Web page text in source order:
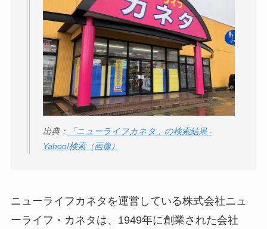
出典：
「ニューライフカネタ」の検索結果 -
Yahoo!検索（画像）
ニューライフカネタを運営している株式会社ニュ
ーライフ・カネタは、1949年に創業された会社